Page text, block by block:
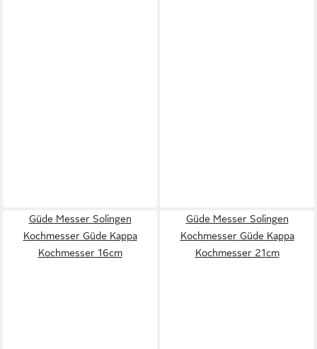
Güde Messer Solingen
Kochmesser Güde Kappa
Kochmesser 16cm
Güde Messer Solingen
Kochmesser Güde Kappa
Kochmesser 21cm